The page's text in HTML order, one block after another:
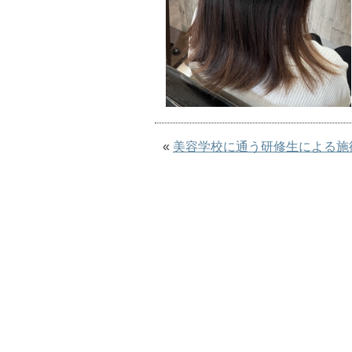
« 美容学校に通う研修生による施